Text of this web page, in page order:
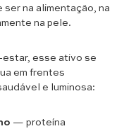
na alimentação, na
na pele.
estar, esse ativo se
em frentes
e luminosa:
— proteína